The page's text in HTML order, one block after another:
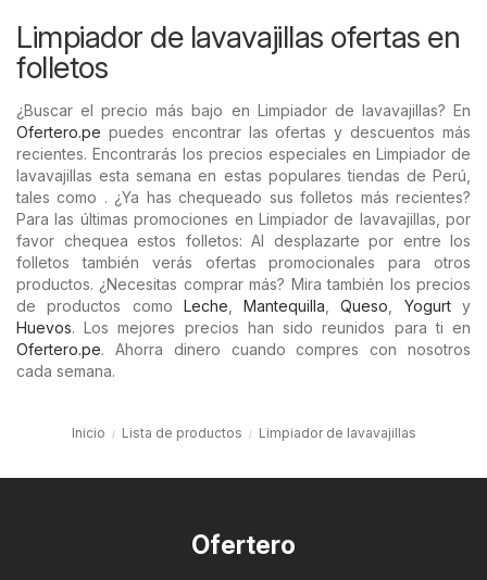
Limpiador de lavavajillas ofertas en
folletos
¿Buscar el precio más bajo en Limpiador de lavavajillas? En
Ofertero.pe puedes encontrar las ofertas y descuentos más
recientes. Encontrarás los precios especiales en Limpiador de
lavavajillas esta semana en estas populares tiendas de Perú,
tales como . ¿Ya has chequeado sus folletos más recientes?
Para las últimas promociones en Limpiador de lavavajillas, por
favor chequea estos folletos: Al desplazarte por entre los
folletos también verás ofertas promocionales para otros
productos. ¿Necesitas comprar más? Mira también los precios
de productos como Leche ,Mantequilla ,Queso Yogurty
Huevos. Los mejores precios han sido reunidos para ti en
Ofertero.pe. Ahorra dinero cuando compres con nosotros
cada semana.
Inicio Lista de productos Limpiador de lavavajillas
Ofertero